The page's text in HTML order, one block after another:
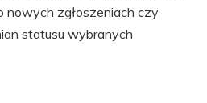
nowych zgłoszeniach czy
statusu wybranych